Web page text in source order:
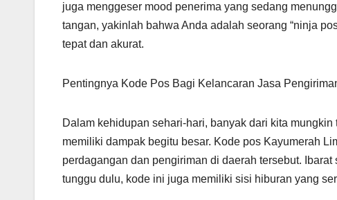
juga menggeser mood penerima yang sedang
tangan, yakinlah bahwa Anda adalah seorang “ninja
tepat dan akurat.
Pentingnya Kode Pos Bagi Kelancaran Jasa
Dalam kehidupan sehari-hari, banyak dari kita
memiliki dampak begitu besar. Kode pos Kayumerah
perdagangan dan pengiriman di daerah tersebut.
tunggu dulu, kode ini juga memiliki sisi hiburan yang